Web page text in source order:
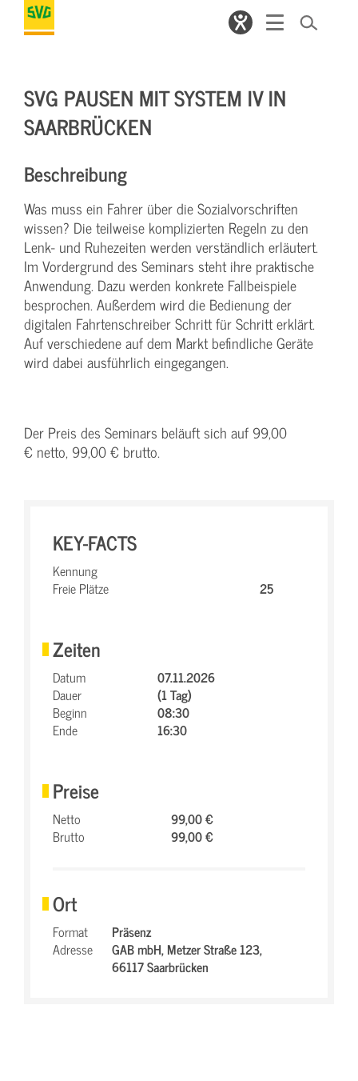
SVG PAUSEN MIT SYSTEM IV IN
SAARBRÜCKEN
Beschreibung
Was muss ein Fahrer über die Sozialvorschriften
wissen? Die teilweise komplizierten Regeln zu den
Lenk- und Ruhezeiten werden verständlich erläutert.
Im Vordergrund des Seminars steht ihre praktische
Anwendung. Dazu werden konkrete Fallbeispiele
besprochen. Außerdem wird die Bedienung der
digitalen Fahrtenschreiber Schritt für Schritt erklärt.
Auf verschiedene auf dem Markt befindliche Geräte
wird dabei ausführlich eingegangen.
Der Preis des Seminars beläuft sich auf 99,00
€ netto, 99,00 € brutto.
KEY-FACTS
Kennung
Freie Plätze
25
Zeiten
Datum
07.11.2026
Dauer
(1 Tag)
Beginn
08:30
Ende
16:30
Preise
Netto
99,00 €
Brutto
99,00 €
Ort
Format
Präsenz
Adresse
GAB mbH,Metzer Straße 123,
66117 Saarbrücken